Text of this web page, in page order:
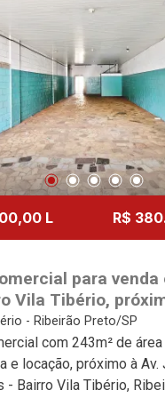
L R$
para venda
Vila Tibério,
Gonçalves -
- Ribeirão Preto/SP
com 243m² de
e locação, próximo à Av.
- Bairro Vila Tibério,